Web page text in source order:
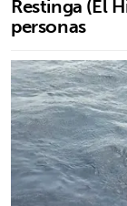
personas